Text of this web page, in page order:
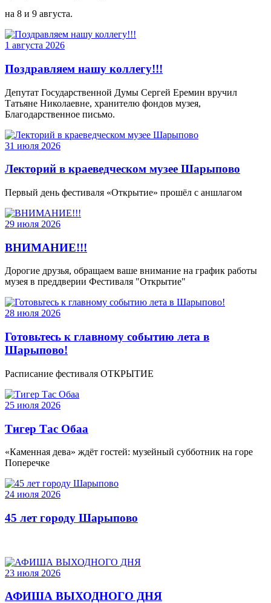
на 8 и 9 августа.
1 августа 2026
Поздравляем нашу коллегу!!!
Депутат Государственной Думы Сергей Еремин вручил
Татьяне Николаевне, хранителю фондов музея,
Благодарственное письмо.
31 июля 2026
Лекторий в краеведческом музее Шарыпово
Первый день фестиваля «Открытие» прошёл с аншлагом
29 июля 2026
ВНИМАНИЕ!!!
Дорогие друзья, обращаем ваше внимание на график работы
музея в преддверии Фестиваля "Открытие"
28 июля 2026
Готовьтесь к главному событию лета в
Шарыпово!
Расписание фестиваля ОТКРЫТИЕ
25 июля 2026
Тигер Тас Обаа
«Каменная дева» ждёт гостей: музейный субботник на горе
Поперечке
24 июля 2026
45 лет городу Шарыпово
23 июля 2026
АФИША ВЫХОДНОГО ДНЯ